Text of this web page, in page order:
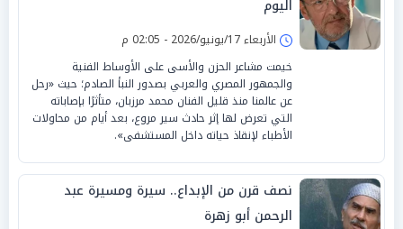
اليوم
الأربعاء 17/يونيو/2026 - 02:05 م
خيمت مشاعر الحزن والأسى على الأوساط الفنية
والجمهور المصري والعربي بصدور النبأ الصادم؛ حيث «رحل
عن عالمنا منذ قليل الفنان محمد مرزبان، متأثرًا بإصاباته
التي تعرض لها إثر حادث سير مروع، بعد أيام من محاولات
الأطباء لإنقاذ حياته داخل المستشفى».
نصف قرن من الإبداع.. سيرة ومسيرة عبد
الرحمن أبو زهرة